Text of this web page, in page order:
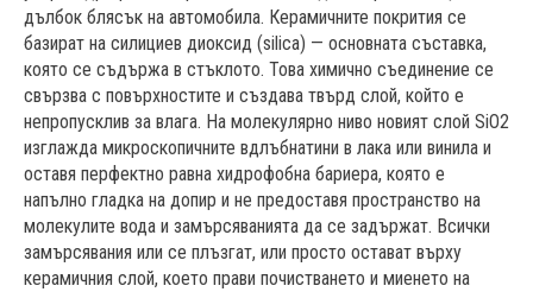
дълбок блясък на автомобила. Керамичните покрития се
базират на силициев диоксид (silica) — основната съставка,
която се съдържа в стъклото. Това химично съединение се
свързва с повърхностите и създава твърд слой, който е
непропусклив за влага. На молекулярно ниво новият слой SiO2
изглажда микроскопичните вдлъбнатини в лака или винила и
оставя перфектно равна хидрофобна бариера, която е
напълно гладка на допир и не предоставя пространство на
молекулите вода и замърсяванията да се задържат. Всички
замърсявания или се плъзгат, или просто остават върху
керамичния слой, което прави почистването и миенето на